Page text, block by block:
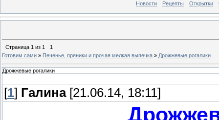
Новости Рецепты Открытки
Страница 1 из 1
1
Готовим сами » Печенье, пряники и прочая мелкая выпечка » Дрожжевые рогалики
Дрожжевые рогалики
[1] Галина[21.06.14, 18:11]